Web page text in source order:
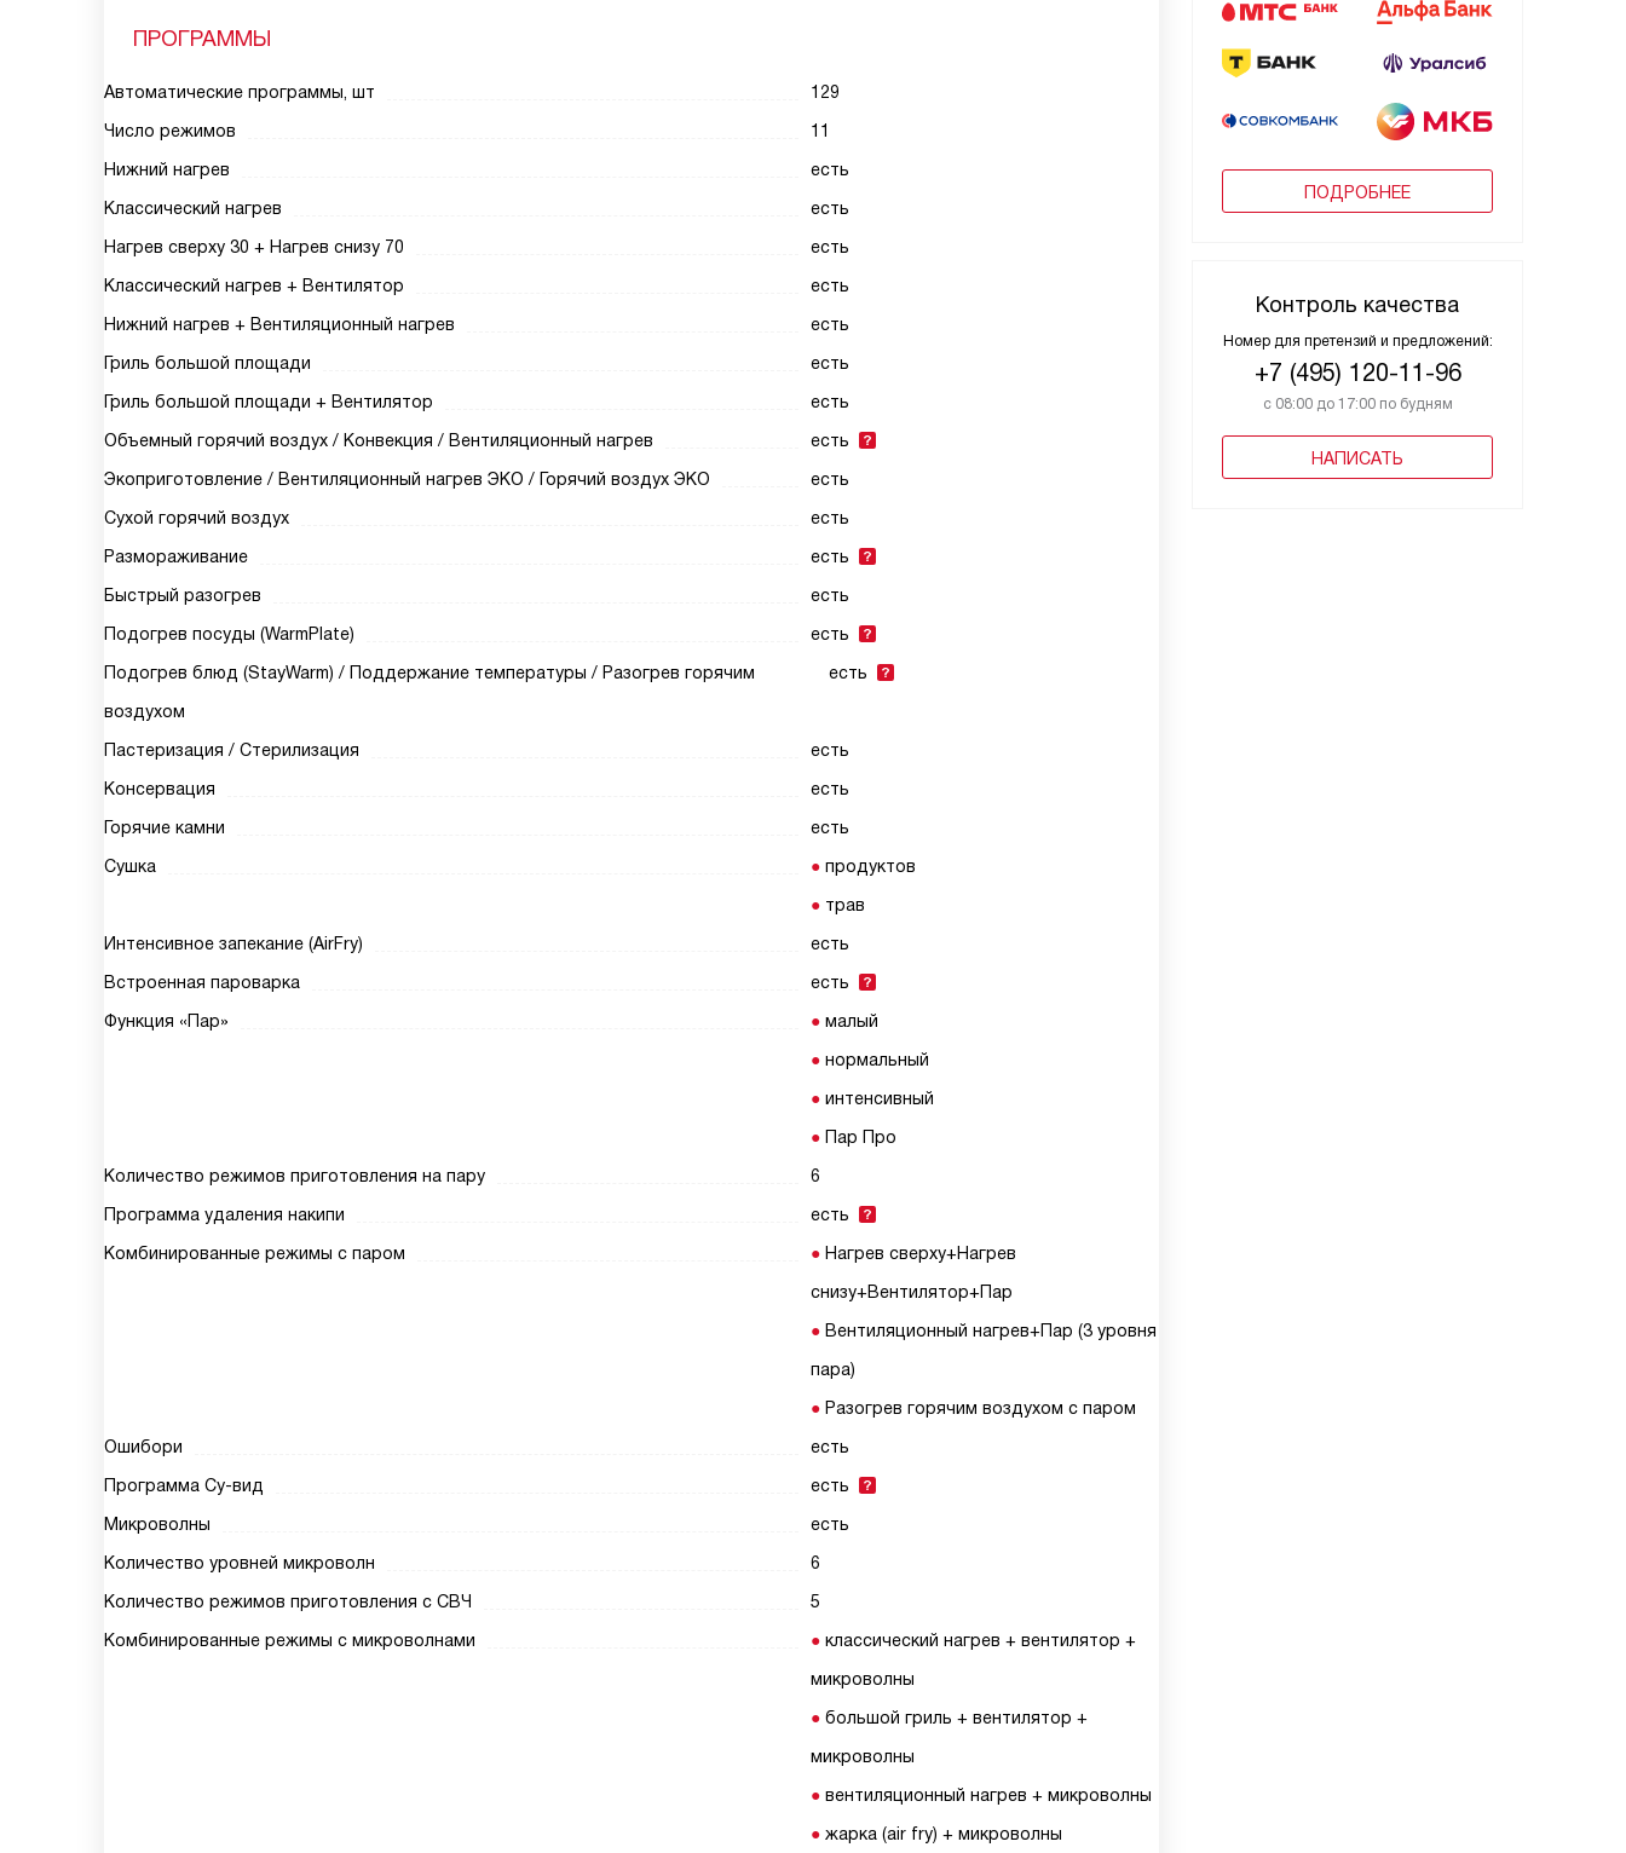
ПОДРОБНЕЕ
Контроль качества
Номер для претензий и предложений:
+7 (495) 120-11-96
с 08:00 до 17:00 по будням
НАПИСАТЬ
ПРОГРАММЫ
Автоматические программы, шт
129
Число режимов
11
Нижний нагрев
есть
Классический нагрев
есть
Нагрев сверху 30 + Нагрев снизу 70
есть
Классический нагрев + Вентилятор
есть
Нижний нагрев + Вентиляционный нагрев
есть
Гриль большой площади
есть
Гриль большой площади + Вентилятор
есть
Объемный горячий воздух / Конвекция / Вентиляционный нагрев
есть
Экоприготовление / Вентиляционный нагрев ЭКО / Горячий воздух ЭКО
есть
Сухой горячий воздух
есть
Размораживание
есть
Быстрый разогрев
есть
Подогрев посуды (WarmPlate)
есть
Подогрев блюд (StayWarm) / Поддержание температуры / Разогрев горячим
воздухом
есть
Пастеризация / Стерилизация
есть
Консервация
есть
Горячие камни
есть
Сушка
продуктов
трав
Интенсивное запекание (AirFry)
есть
Встроенная пароварка
есть
Функция «Пар»
малый
нормальный
интенсивный
Пар Про
Количество режимов приготовления на пару
6
Программа удаления накипи
есть
Комбинированные режимы с паром
Нагрев сверху+Нагрев
снизу+Вентилятор+Пар
Вентиляционный нагрев+Пар (3 уровня
пара)
Разогрев горячим воздухом с паром
Ошибори
есть
Программа Су-вид
есть
Микроволны
есть
Количество уровней микроволн
6
Количество режимов приготовления с СВЧ
5
Комбинированные режимы с микроволнами
классический нагрев + вентилятор +
микроволны
большой гриль + вентилятор +
микроволны
вентиляционный нагрев + микроволны
жарка (air fry) + микроволны